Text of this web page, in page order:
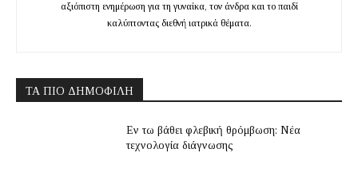
αξιόπιστη ενημέρωση για τη γυναίκα, τον άνδρα και το παιδί
καλύπτοντας διεθνή ιατρικά θέματα.
ΤΑ ΠΙΟ ΔΗΜΟΦΙΛΉ
Εν τω βάθει φλεβική θρόμβωση: Νέα
τεχνολογία διάγνωσης